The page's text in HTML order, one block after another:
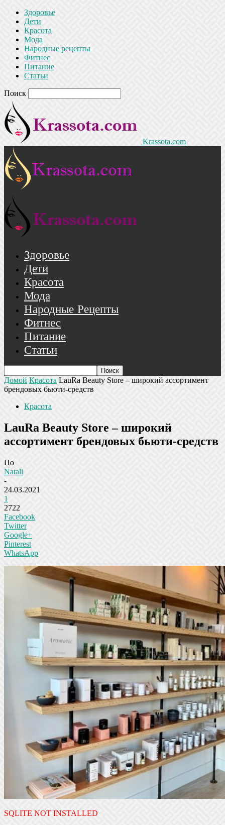
Здоровье
Дети
Красота
Мода
Народные рецепты
Фитнес
Питание
Статьи
Поиск
Krassota.com
Здоровье
Дети
Красота
Мода
Народные Рецепты
Фитнес
Питание
Статьи
Домой Красота LauRa Beauty Store – широкий ассортимент
брендовых бьюти-средств
Красота
LauRa Beauty Store – широкий
ассортимент брендовых бьюти-средств
По
Natali
-
24.03.2021
1
2722
Facebook
Twitter
Google+
Pinterest
WhatsApp
SQLITE NOT INSTALLED